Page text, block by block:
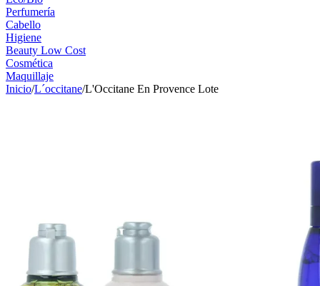
Perfumería
Cabello
Higiene
Beauty Low Cost
Cosmética
Maquillaje
Inicio/L´occitane/L'Occitane En Provence Lote